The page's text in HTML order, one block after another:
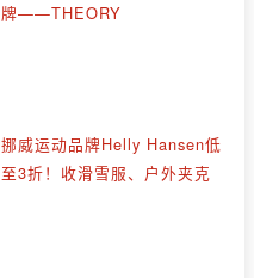
牌——THEORY
挪威运动品牌Helly Hansen低
至3折！收滑雪服、户外夹克